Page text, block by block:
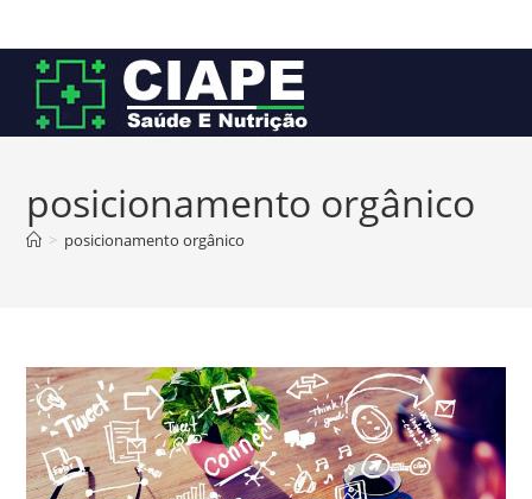
para
conteúdo
posicionamento orgânico
> posicionamento orgânico